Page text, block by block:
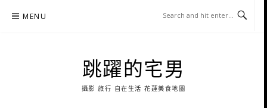
MENU
跳躍的宅男
攝影 旅行 自在生活 花蓮美食地圖